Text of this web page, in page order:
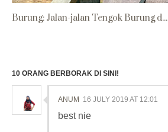
Burung: Jalan-jalan Tengok Burung d...
10 ORANG BERBORAK DI SINI!
ANUM 16 JULY 2019 AT 12:01
best nie